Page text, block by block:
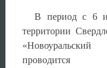
В период с 6
территории
проводится